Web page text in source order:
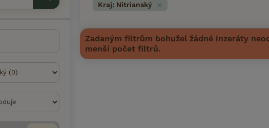
Kraj: Nitrianský
Zadaným filtrům bohužel žádné inzeráty
menší počet filtrů.